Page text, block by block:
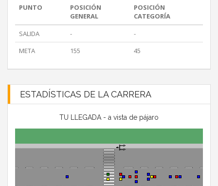
PUNTO
POSICIÓN
GENERAL
POSICIÓN
CATEGORÍA
SALIDA
-
-
META
155 45
ESTADÍSTICAS DE LA CARRERA
TU LLEGADA - a vista de pájaro